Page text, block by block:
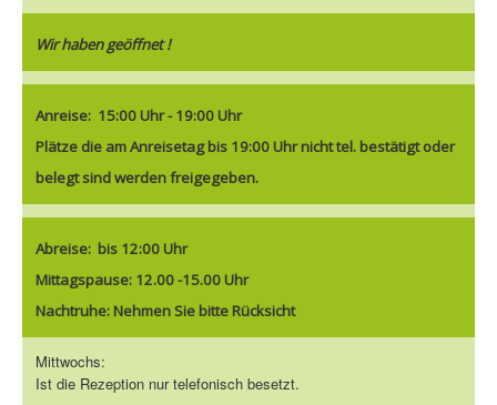
Wir haben geöffnet !
Anreise: 15:00 Uhr - 19:00 Uhr
Plätze die am Anreisetag bis 19:00 Uhr nicht tel. bestätigt oder
belegt sind werden freigegeben.
Abreise: bis 12:00 Uhr
Mittagspause: 12.00 -15.00 Uhr
Nachtruhe: Nehmen Sie bitte Rücksicht
Mittwochs:
Ist die Rezeption nur telefonisch besetzt.